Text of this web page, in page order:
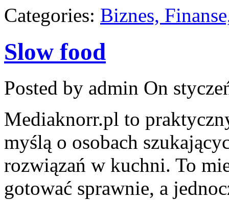
Categories: Biznes,
Slow food
Posted by admin On
Mediaknorr.pl to
myślą o osobach
rozwiązań w kuchni. To
gotować sprawnie, a